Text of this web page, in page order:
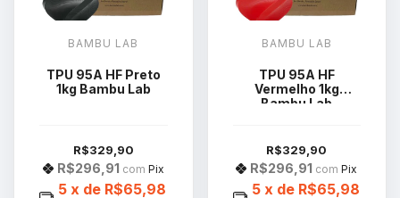
BAMBU LAB
TPU 95A HF Preto
1kg Bambu Lab
R$329,90
R$296,91 com Pix
5 x de R$65,98
BAMBU LAB
TPU 95A HF
Vermelho 1kg
Bambu Lab
R$329,90
R$296,91 com Pix
5 x de R$65,98